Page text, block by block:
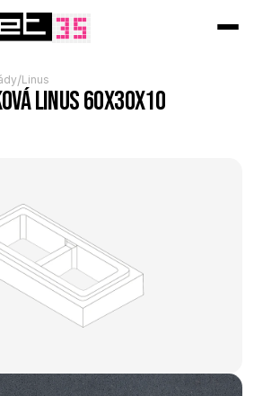
/Linus
Linus 60x30x10